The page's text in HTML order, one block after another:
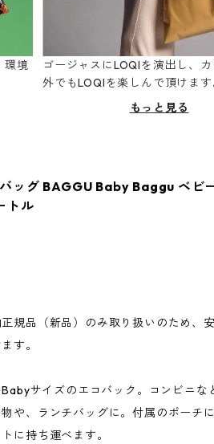
環境
ゴージャスにLOQIを演出し、
外でもLOQIを楽しんで頂けます
もっと見る
ッグ BAGGU Baby Baggu ベビ
トル
規品（新品）のみ取り扱いのため、
す。
サイズのエコバック。コンビニな
や、ランチバッグに。付属のポーチ
に持ち運べます。